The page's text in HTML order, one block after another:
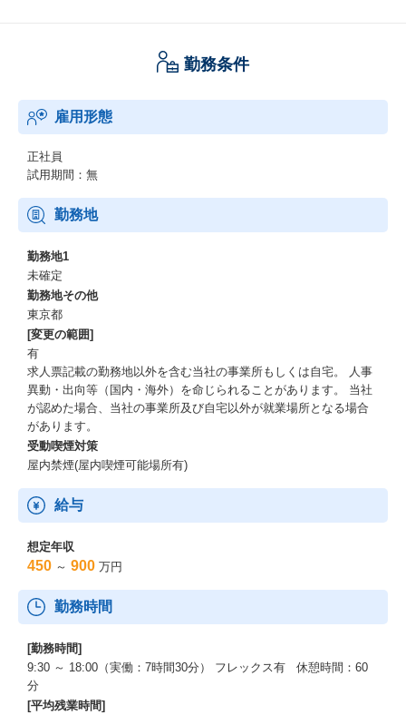
勤務条件
雇用形態
正社員
試用期間：無
勤務地
勤務地1
未確定
勤務地その他
東京都
[変更の範囲]
有
求人票記載の勤務地以外を含む当社の事業所もしくは自宅。 人事
異動・出向等（国内・海外）を命じられることがあります。 当社
が認めた場合、当社の事業所及び自宅以外が就業場所となる場合
があります。
受動喫煙対策
屋内禁煙(屋内喫煙可能場所有)
給与
想定年収
450 ～ 900 万円
勤務時間
[勤務時間]
9:30 ～ 18:00（実働：7時間30分） フレックス有 休憩時間：60
分
[平均残業時間]